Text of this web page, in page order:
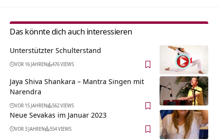
Das könnte dich auch interessieren
Unterstützter Schulterstand
VOR 16 JAHREN 476 VIEWS
Jaya Shiva Shankara – Mantra Singen mit
Narendra
VOR 15 JAHREN 562 VIEWS
Neue Sevakas im Januar 2023
VOR 3 JAHREN 554 VIEWS